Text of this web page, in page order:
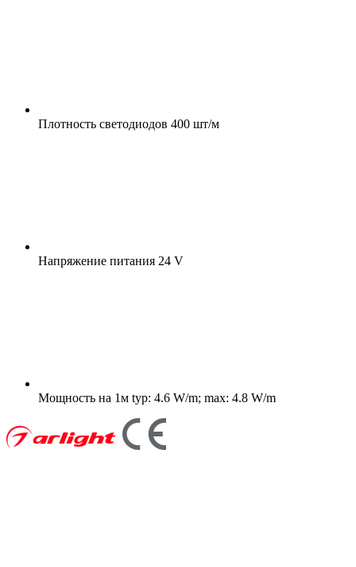
Плотность светодиодов 400 шт/м
Напряжение питания 24 V
Мощность на 1м typ: 4.6 W/m; max: 4.8 W/m